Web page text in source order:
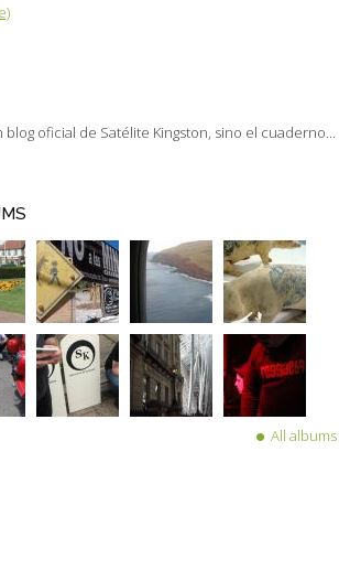
oficial de Satélite Kingston, sino el cuaderno...
All albums